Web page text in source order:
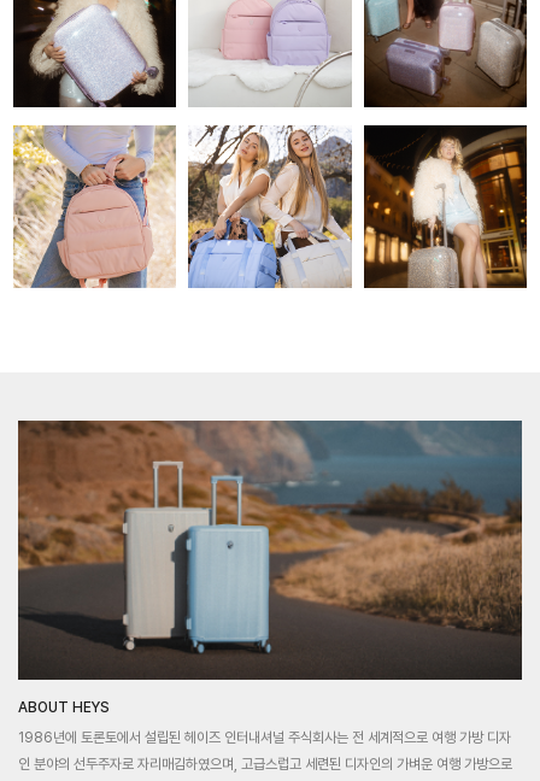
ABOUT HEYS
1986년에 토론토에서 설립된 헤이즈 인터내셔널 주식회사는 전 세계적으로 여행 가방 디자
인 분야의 선두주자로 자리매김하였으며, 고급스럽고 세련된 디자인의 가벼운 여행 가방으로